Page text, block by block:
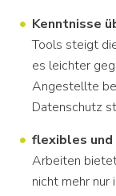
Kenntnisse
Tools steigt
es leichter
Angestellte
Datenschutz
flexibles
Arbeiten
nicht mehr nur